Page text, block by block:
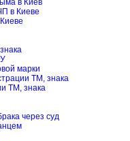
в Киев
в Киеве
марки
ТМ, знака
ТМ, знака
через суд